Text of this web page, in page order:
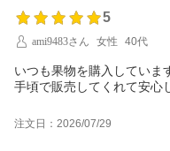
5
ami9483さん
女性 40代
いつも果物を購入していま
手頃で販売してくれて安心
注文日：2026/07/29